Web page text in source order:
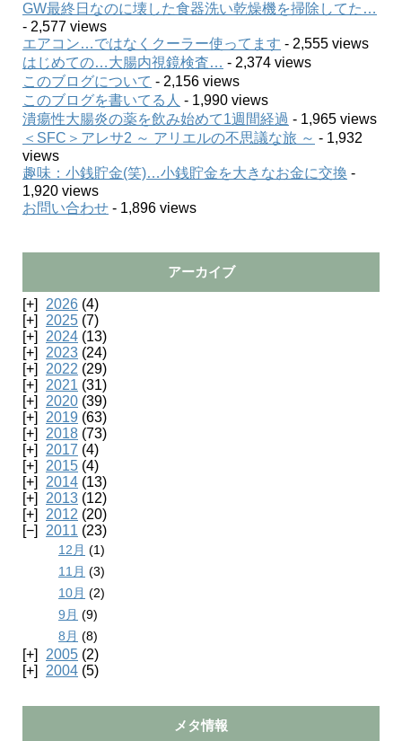
GW最終日なのに壊した食器洗い乾燥機を掃除してた…
- 2,577 views
エアコン…ではなくクーラー使ってます - 2,555 views
はじめての…大腸内視鏡検査… - 2,374 views
このブログについて - 2,156 views
このブログを書いてる人 - 1,990 views
潰瘍性大腸炎の薬を飲み始めて1週間経過 - 1,965 views
＜SFC＞アレサ2 ～ アリエルの不思議な旅 ～ - 1,932
views
趣味：小銭貯金(笑)…小銭貯金を大きなお金に交換 -
1,920 views
お問い合わせ - 1,896 views
アーカイブ
2026 (4)
2025 (7)
2024 (13)
2023 (24)
2022 (29)
2021 (31)
2020 (39)
2019 (63)
2018 (73)
2017 (4)
2015 (4)
2014 (13)
2013 (12)
2012 (20)
2011 (23)
12月 (1)
11月 (3)
10月 (2)
9月 (9)
8月 (8)
2005 (2)
2004 (5)
メタ情報